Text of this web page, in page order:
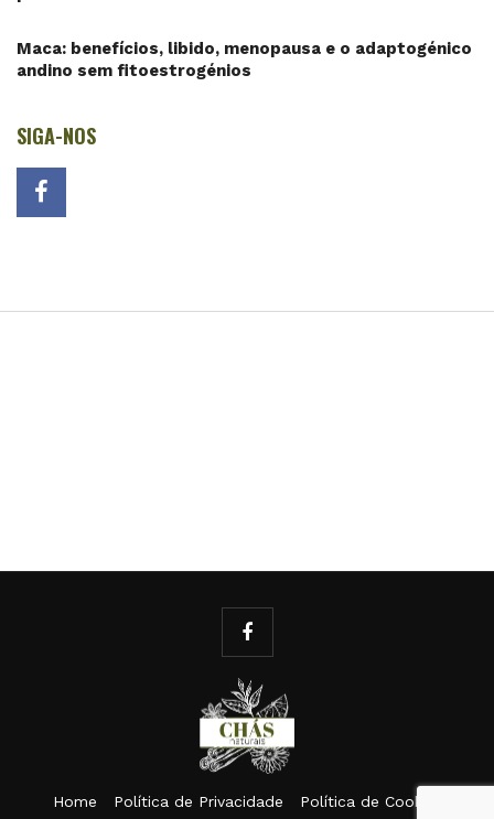
Maca: benefícios, libido, menopausa e o adaptogénico
andino sem fitoestrogénios
SIGA-NOS
Home Política de Privacidade
Política de Cookies